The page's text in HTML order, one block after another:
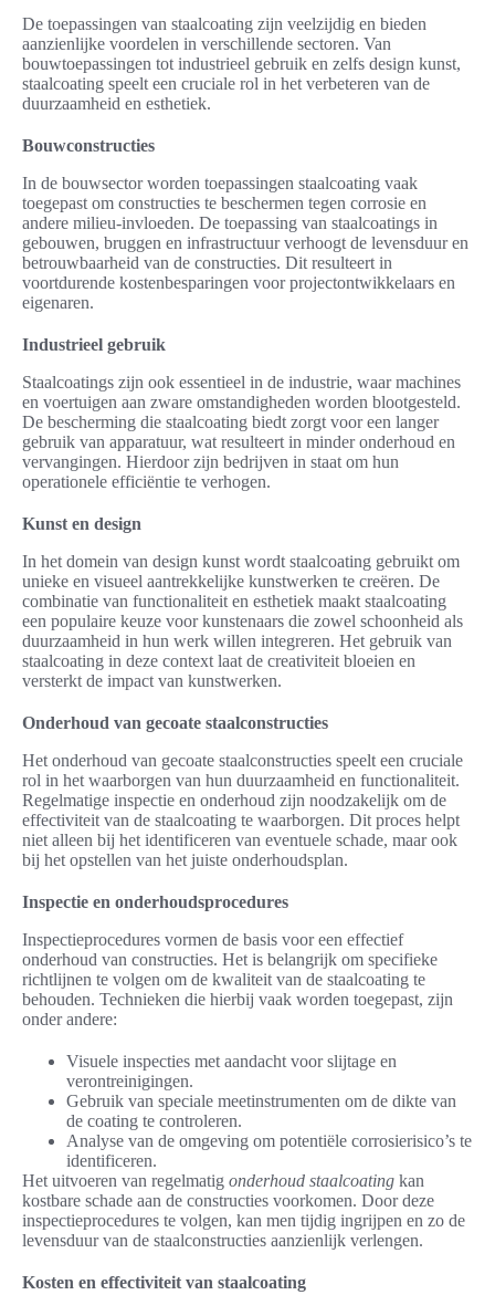
De toepassingen van staalcoating zijn veelzijdig en bieden
aanzienlijke voordelen in verschillende sectoren. Van
bouwtoepassingen tot industrieel gebruik en zelfs design kunst,
staalcoating speelt een cruciale rol in het verbeteren van de
duurzaamheid en esthetiek.
Bouwconstructies
In de bouwsector worden toepassingen staalcoating vaak
toegepast om constructies te beschermen tegen corrosie en
andere milieu-invloeden. De toepassing van staalcoatings in
gebouwen, bruggen en infrastructuur verhoogt de levensduur en
betrouwbaarheid van de constructies. Dit resulteert in
voortdurende kostenbesparingen voor projectontwikkelaars en
eigenaren.
Industrieel gebruik
Staalcoatings zijn ook essentieel in de industrie, waar machines
en voertuigen aan zware omstandigheden worden blootgesteld.
De bescherming die staalcoating biedt zorgt voor een langer
gebruik van apparatuur, wat resulteert in minder onderhoud en
vervangingen. Hierdoor zijn bedrijven in staat om hun
operationele efficiëntie te verhogen.
Kunst en design
In het domein van design kunst wordt staalcoating gebruikt om
unieke en visueel aantrekkelijke kunstwerken te creëren. De
combinatie van functionaliteit en esthetiek maakt staalcoating
een populaire keuze voor kunstenaars die zowel schoonheid als
duurzaamheid in hun werk willen integreren. Het gebruik van
staalcoating in deze context laat de creativiteit bloeien en
versterkt de impact van kunstwerken.
Onderhoud van gecoate staalconstructies
Het onderhoud van gecoate staalconstructies speelt een cruciale
rol in het waarborgen van hun duurzaamheid en functionaliteit.
Regelmatige inspectie en onderhoud zijn noodzakelijk om de
effectiviteit van de staalcoating te waarborgen. Dit proces helpt
niet alleen bij het identificeren van eventuele schade, maar ook
bij het opstellen van het juiste onderhoudsplan.
Inspectie en onderhoudsprocedures
Inspectieprocedures vormen de basis voor een effectief
onderhoud van constructies. Het is belangrijk om specifieke
richtlijnen te volgen om de kwaliteit van de staalcoating te
behouden. Technieken die hierbij vaak worden toegepast, zijn
onder andere:
Visuele inspecties met aandacht voor slijtage en
verontreinigingen.
Gebruik van speciale meetinstrumenten om de dikte van
de coating te controleren.
Analyse van de omgeving om potentiële corrosierisico’s te
identificeren.
Het uitvoeren van regelmatig onderhoud staalcoating kan
kostbare schade aan de constructies voorkomen. Door deze
inspectieprocedures te volgen, kan men tijdig ingrijpen en zo de
levensduur van de staalconstructies aanzienlijk verlengen.
Kosten en effectiviteit van staalcoating